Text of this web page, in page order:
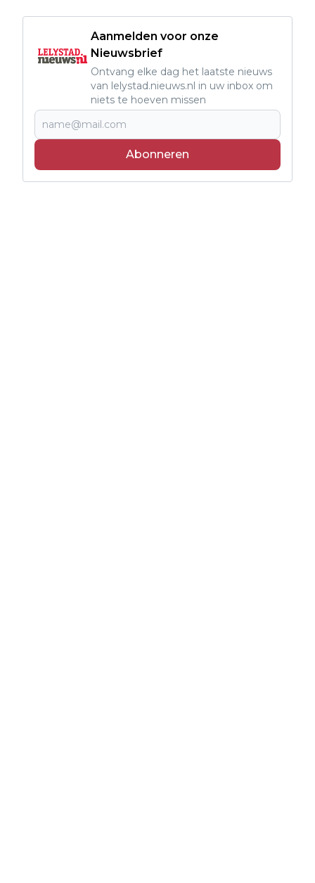
Aanmelden voor onze
Nieuwsbrief
Ontvang elke dag het laatste nieuws
van lelystad.nieuws.nl in uw inbox om
niets te hoeven missen
Abonneren